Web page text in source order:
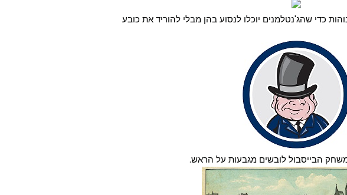
כדי שהג'נטלמנים יוכלו לנסוע בהן מבלי להוריד את כובע